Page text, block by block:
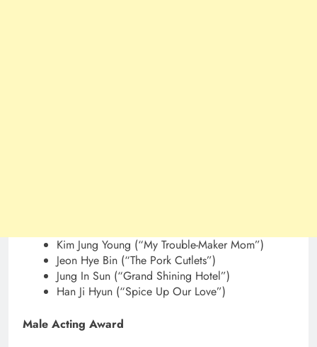
Kim Jung Young (“My Trouble-Maker Mom”)
Jeon Hye Bin (“The Pork Cutlets”)
Jung In Sun (“Grand Shining Hotel”)
Han Ji Hyun (“Spice Up Our Love”)
Male Acting Award